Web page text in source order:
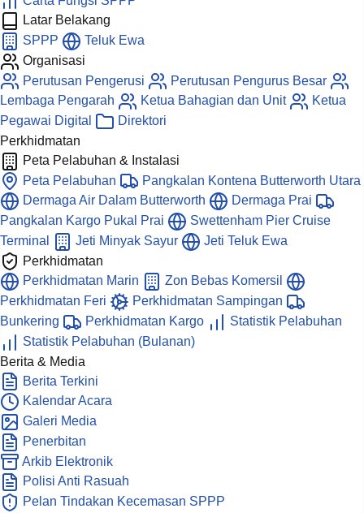
Latar Belakang
SPPP
Teluk Ewa
Organisasi
Perutusan Pengerusi
Perutusan Pengurus Besar
Lembaga Pengarah
Ketua Bahagian dan Unit
Ketua
Pegawai Digital
Direktori
Perkhidmatan
Peta Pelabuhan & Instalasi
Peta Pelabuhan
Pangkalan Kontena Butterworth Utara
Dermaga Air Dalam Butterworth
Dermaga Prai
Pangkalan Kargo Pukal Prai
Swettenham Pier Cruise
Terminal
Jeti Minyak Sayur
Jeti Teluk Ewa
Perkhidmatan
Perkhidmatan Marin
Zon Bebas Komersil
Perkhidmatan Feri
Perkhidmatan Sampingan
Bunkering
Perkhidmatan Kargo
Statistik Pelabuhan
Statistik Pelabuhan (Bulanan)
Berita & Media
Berita Terkini
Kalendar Acara
Galeri Media
Penerbitan
Arkib Elektronik
Polisi Anti Rasuah
Pelan Tindakan Kecemasan SPPP